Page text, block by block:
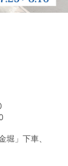
堀」下車、